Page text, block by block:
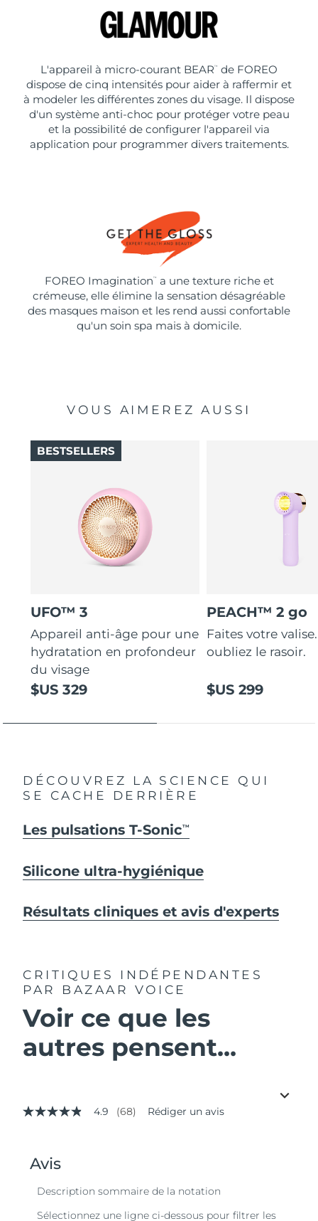
L'appareil à micro-courant BEAR ™
de FOREO
dispose de cinq intensités pour aider à raffermir et
à modeler les différentes zones du visage. Il dispose
d'un système anti-choc pour protéger votre peau
et la possibilité de configurer l'appareil via
application pour programmer divers traitements.
FOREO Imagination ™
a une texture riche et
crémeuse, elle élimine la sensation désagréable
des masques maison et les rend aussi confortable
qu'un soin spa mais à domicile.
VOUS AIMEREZ AUSSI
UFO™ 3
Appareil anti-âge pour une
hydratation en profondeur
du visage
$US 329
BESTSELLERS
PEACH™ 2 go
Faites votre
oubliez le rasoir.
$US 299
DÉCOUVREZ LA SCIENCE QUI
SE CACHE DERRIÈRE
Les pulsations T-SonicTM
Silicone ultra-hygiénique
Résultats cliniques et avis d'experts
CRITIQUES INDÉPENDANTES
PAR BAZAAR VOICE
Voir ce que les
autres pensent...
4.9
valeur
de
note
4.9 (68) Rédiger un avis